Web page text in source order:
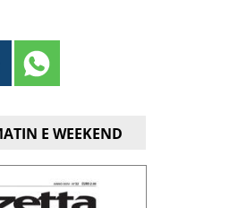
E WEEKEND